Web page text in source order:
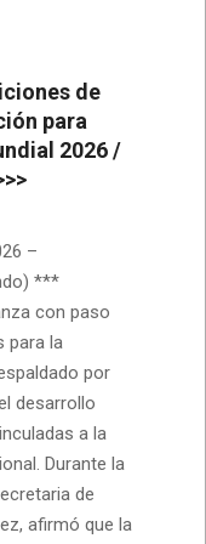
de
para
2026 /
–
***
con paso
para la
por
desarrollo
a la
Durante la
de
afirmó que la